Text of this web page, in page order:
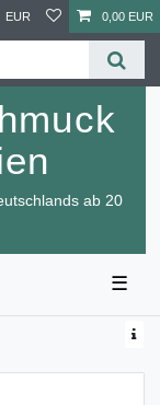
EUR 0,00 EUR
ab 20
☰